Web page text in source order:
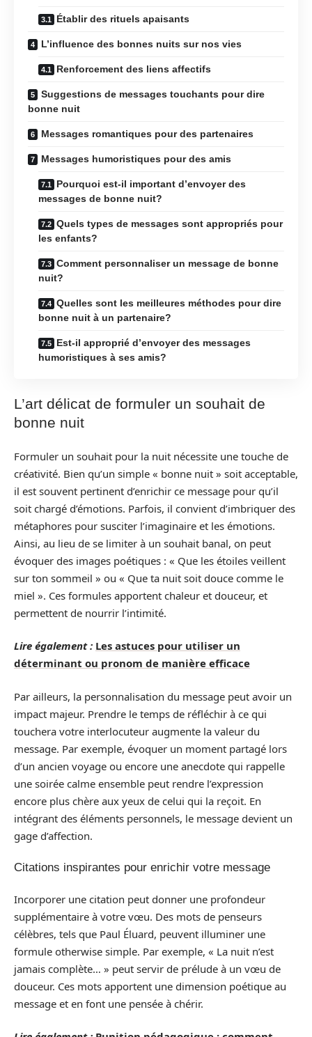
Établir des rituels apaisants
L’influence des bonnes nuits sur nos vies
Renforcement des liens affectifs
Suggestions de messages touchants pour dire
bonne nuit
Messages romantiques pour des partenaires
Messages humoristiques pour des amis
Pourquoi est-il important d’envoyer des
messages de bonne nuit?
Quels types de messages sont appropriés pour
les enfants?
Comment personnaliser un message de bonne
nuit?
Quelles sont les meilleures méthodes pour dire
bonne nuit à un partenaire?
Est-il approprié d’envoyer des messages
humoristiques à ses amis?
L’art délicat de formuler un souhait de
bonne nuit
Formuler un souhait pour la nuit nécessite une touche de
créativité. Bien qu’un simple « bonne nuit » soit acceptable,
il est souvent pertinent d’enrichir ce message pour qu’il
soit chargé d’émotions. Parfois, il convient d’imbriquer des
métaphores pour susciter l’imaginaire et les émotions.
Ainsi, au lieu de se limiter à un souhait banal, on peut
évoquer des images poétiques : « Que les étoiles veillent
sur ton sommeil » ou « Que ta nuit soit douce comme le
miel ». Ces formules apportent chaleur et douceur, et
permettent de nourrir l’intimité.
Lire également : Les astuces pour utiliser un
déterminant ou pronom de manière efficace
Par ailleurs, la personnalisation du message peut avoir un
impact majeur. Prendre le temps de réfléchir à ce qui
touchera votre interlocuteur augmente la valeur du
message. Par exemple, évoquer un moment partagé lors
d’un ancien voyage ou encore une anecdote qui rappelle
une soirée calme ensemble peut rendre l’expression
encore plus chère aux yeux de celui qui la reçoit. En
intégrant des éléments personnels, le message devient un
gage d’affection.
Citations inspirantes pour enrichir votre message
Incorporer une citation peut donner une profondeur
supplémentaire à votre vœu. Des mots de penseurs
célèbres, tels que Paul Éluard, peuvent illuminer une
formule otherwise simple. Par exemple, « La nuit n’est
jamais complète… » peut servir de prélude à un vœu de
douceur. Ces mots apportent une dimension poétique au
message et en font une pensée à chérir.